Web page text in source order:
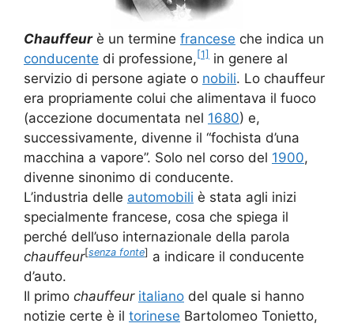
Chauffeurè un termine francese che indica un
conducente di professione, [1] in genere al
servizio di persone agiate o nobili. Lo chauffeur
era propriamente colui che alimentava il fuoco
(accezione documentata nel 1680) e,
successivamente, divenne il “fochista d’una
macchina a vapore”. Solo nel corso del 1900,
divenne sinonimo di conducente.
L’industria delle automobili è stata agli inizi
specialmente francese, cosa che spiega il
perché dell’uso internazionale della parola
chauffeur[senza fonte] a indicare il conducente
d’auto.
Il primo chauffeur italiano del quale si hanno
notizie certe è il torinese Bartolomeo Tonietto,